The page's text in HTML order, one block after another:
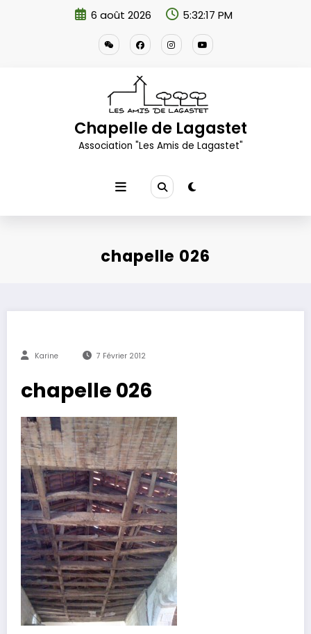
6 août 2026 5:32:18 PM
Chapelle de Lagastet
Association "Les Amis de Lagastet"
chapelle 026
Karine 7 Février 2012
chapelle 026